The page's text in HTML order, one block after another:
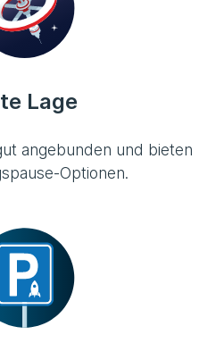
Lage
angebunden und bieten
Optionen.